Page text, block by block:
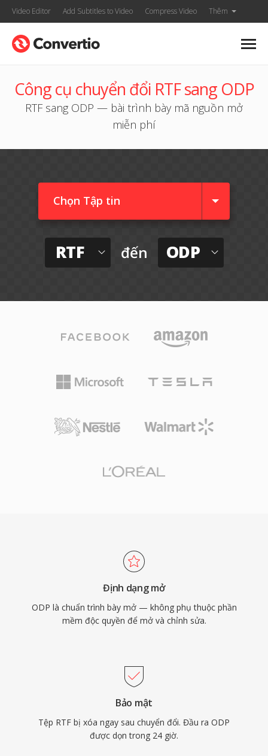
Video Editor Add Subtitles to Video Compress Video Thêm
Công cụ chuyển đổi RTF sang ODP
RTF sang ODP — bài trình bày mã nguồn mở
miễn phí
Chọn Tập tin
RTF đến ODP
Định dạng mở
ODP là chuẩn trình bày mở — không phụ thuộc phần
mềm độc quyền để mở và chỉnh sửa.
Bảo mật
Tệp RTF bị xóa ngay sau chuyển đổi. Đầu ra ODP
được dọn trong 24 giờ.